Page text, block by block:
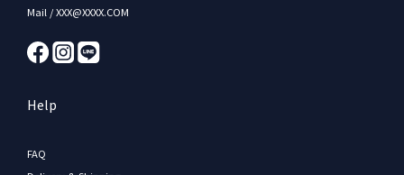
Mail / XXX@XXXX.COM
Help
FAQ